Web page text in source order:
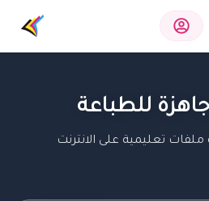
للطباعة
تعليمية على الانترنت